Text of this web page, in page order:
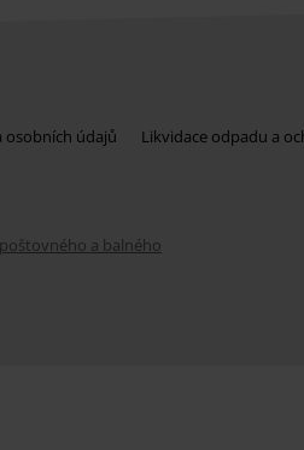
osobních údajů Likvidace odpadu a
poštovného a balného